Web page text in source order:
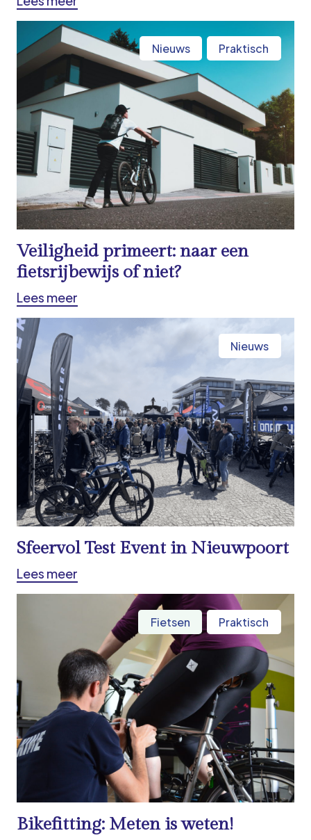
Nieuws Praktisch
Veiligheid primeert: naar een
fietsrijbewijs of niet?
Lees meer
Nieuws
Sfeervol Test Event in Nieuwpoort
Lees meer
Fietsen Praktisch
Bikefitting: Meten is weten!